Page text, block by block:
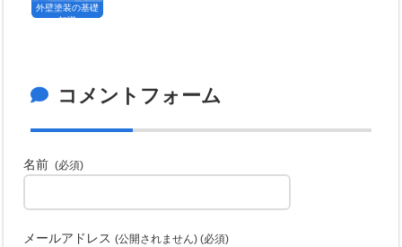
外壁塗装の基礎
知識
コメントフォーム
名前 (必須)
メールアドレス(公開されません) (必須)